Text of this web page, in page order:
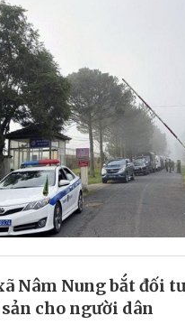
Nâm Nung bắt đối
cho người dân